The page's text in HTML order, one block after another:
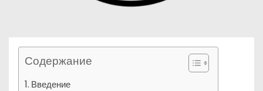
Содержание
Введение